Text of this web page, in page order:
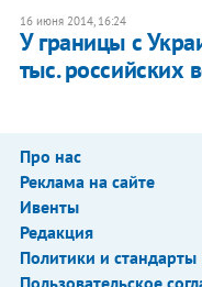
16 июня 2014, 16:24
У границы с
тыс. российских
Про нас
Реклама на сайте
Ивенты
Редакция
Политики и стандарты